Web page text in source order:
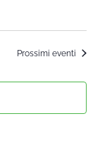
Prossimi eventi